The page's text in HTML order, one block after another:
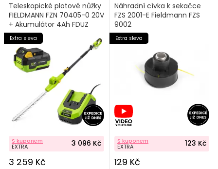
Teleskopické plotové nůžky
FIELDMANN FZN 70405-0 20V
+ Akumulátor 4Ah FDUZ
79040 + Nabíječka FDUZ
79100
Extra sleva
S kuponem
EXTRA 3 096 Kč
3 259 Kč
Náhradní cívka k sekačce
FZS 2001-E Fieldmann FZS
9002
Extra sleva
S kuponem
EXTRA 123 Kč
129 Kč